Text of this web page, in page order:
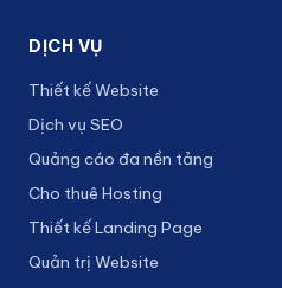
DỊCH VỤ
Thiết kế Website
Dịch vụ SEO
Quảng cáo đa nền tảng
Cho thuê Hosting
Thiết kế Landing Page
Quản trị Website